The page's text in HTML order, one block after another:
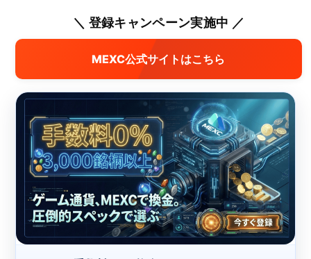
＼ 登録キャンペーン実施中 ／
MEXC公式サイトはこちら